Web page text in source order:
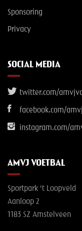
Sponsoring
Privacy
SOCIAL MEDIA
twitter.com/
facebook.com/
instagram.com/
AMVJ VOETBAL
Sportpark 't Loopveld
Aanloop 2
1183 SZ Amstelveen